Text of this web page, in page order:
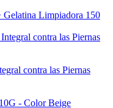
Limpiadora 150
contra las Piernas